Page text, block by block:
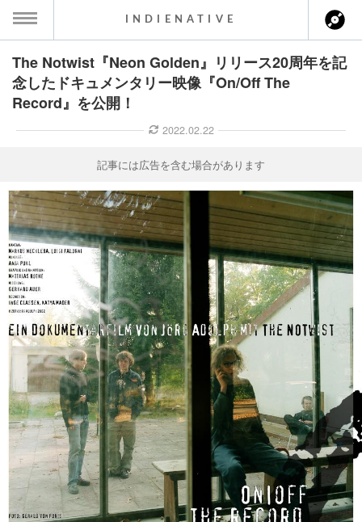
MENU
ス一覧
アーティスト
カマー
ション
ト
クト
SOCIAL
Twitter
Facebook
INDIENATIVE
The Notwist『Neon Golden』リリース20周年を記
念したドキュメンタリー映像『On/Off The
Record』を公開！
2022.02.22
記事には広告を含む場合があります